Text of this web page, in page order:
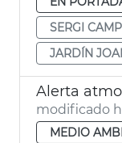
SERGI
JARDÍN
Alerta
modificado
MEDIO